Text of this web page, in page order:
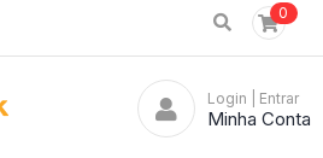
0
Login | Entrar
Minha Conta